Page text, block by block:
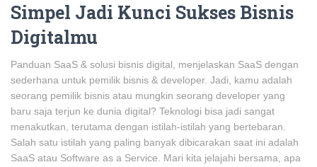
Simpel Jadi Kunci Sukses Bisnis
Digitalmu
Panduan SaaS & solusi bisnis digital, menjelaskan SaaS dengan
sederhana untuk pemilik bisnis & developer. Jadi, kamu adalah
seorang pemilik bisnis atau mungkin seorang developer yang
baru saja terjun ke dunia digital? Teknologi bisa jadi sangat
menakutkan, terutama dengan istilah-istilah yang bertebaran.
Salah satu istilah yang paling banyak dibicarakan saat ini adalah
SaaS atau Software as a Service. Mari kita jelajahi bersama, apa